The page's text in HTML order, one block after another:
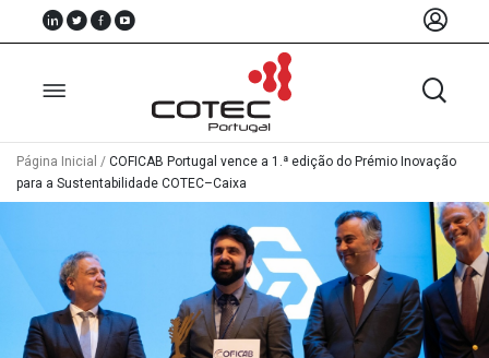
Associados
Recursos
Página Inicial / COFICAB Portugal vence a 1.ª edição do Prémio Inovação
para a Sustentabilidade COTEC–Caixa